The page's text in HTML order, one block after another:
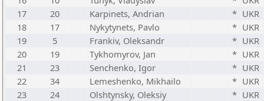
17
20 Karpinets, Andrian * UKR
18
17 Nykytynets, Pavlo * UKR
19
5 Frankiv, Oleksandr * UKR
20
19 Tykhomyrov, Jan * UKR
21
23 Senchenko, Igor * UKR
22
34 Lemeshenko, Mikhailo * UKR
23
24 Olshtynsky, Oleksiy * UKR